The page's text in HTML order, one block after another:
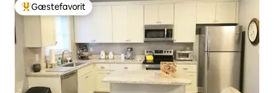
Bedste gæstefavorit
Gæstefavorit